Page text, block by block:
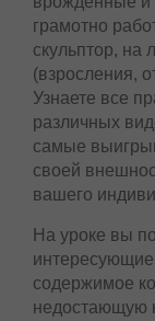
грамотно
скульптор, на
(взросления,
Узнаете все
различных
самые
своей
вашего
На уроке вы
содержимое
недостающую